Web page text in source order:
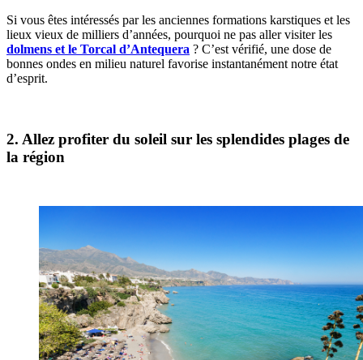
Si vous êtes intéressés par les anciennes formations karstiques et les
lieux vieux de milliers d’années, pourquoi ne pas aller visiter les
dolmens et le Torcal d’Antequera ? C’est vérifié, une dose de
bonnes ondes en milieu naturel favorise instantanément notre état
d’esprit.
2. Allez profiter du soleil sur les splendides plages de
la région